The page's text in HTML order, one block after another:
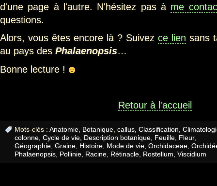
d'une page à l'autre. N'hésitez pas à me
questions.
Alors, vous êtes encore là ? Suivez ce lien sans
au pays des Phalaenopsis…
Bonne lecture !
Retour à l'accueil
Mots-clés : Anatomie Botanique callus Classification
colonne Cycle de vie Description botanique Feuille Fleur,
Géographie Graine Histoire Mode de vie Orchidaceae
Phalaenopsis Pollinie Racine Rétinacle Rostellum Viscidium